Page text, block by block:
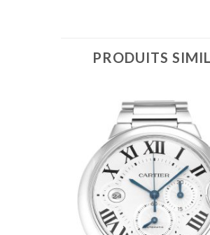
PRODUITS